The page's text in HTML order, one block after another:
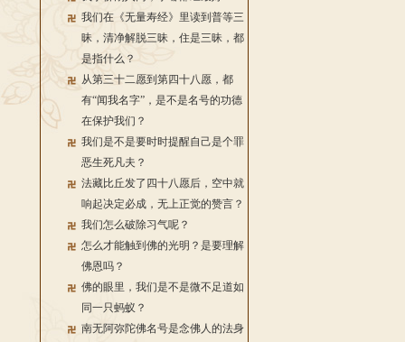
我们在《无量寿经》里读到普等三
昧，清净解脱三昧，住是三昧，都
是指什么？
从第三十二愿到第四十八愿，都
有“闻我名字”，是不是名号的功德
在保护我们？
我们是不是要时时提醒自己是个罪
恶生死凡夫？
法藏比丘发了四十八愿后，空中就
响起决定必成，无上正觉的赞言？
我们怎么破除习气呢？
怎么才能触到佛的光明？是要理解
佛恩吗？
佛的眼里，我们是不是微不足道如
同一只蚂蚁？
南无阿弥陀佛名号是念佛人的法身